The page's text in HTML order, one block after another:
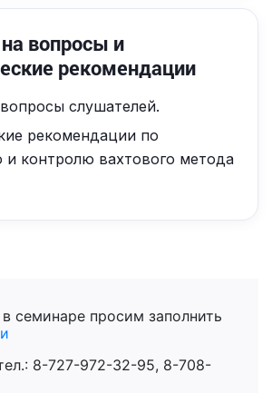
вопросы и
рекомендации
слушателей.
рекомендации по
контролю вахтового метода
семинаре просим заполнить
8-727-972-32-95, 8-708-